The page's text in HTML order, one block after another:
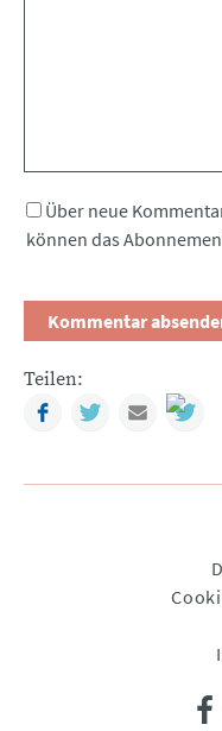
Über neue
können das
Teilen:
FacebookTwitterMail